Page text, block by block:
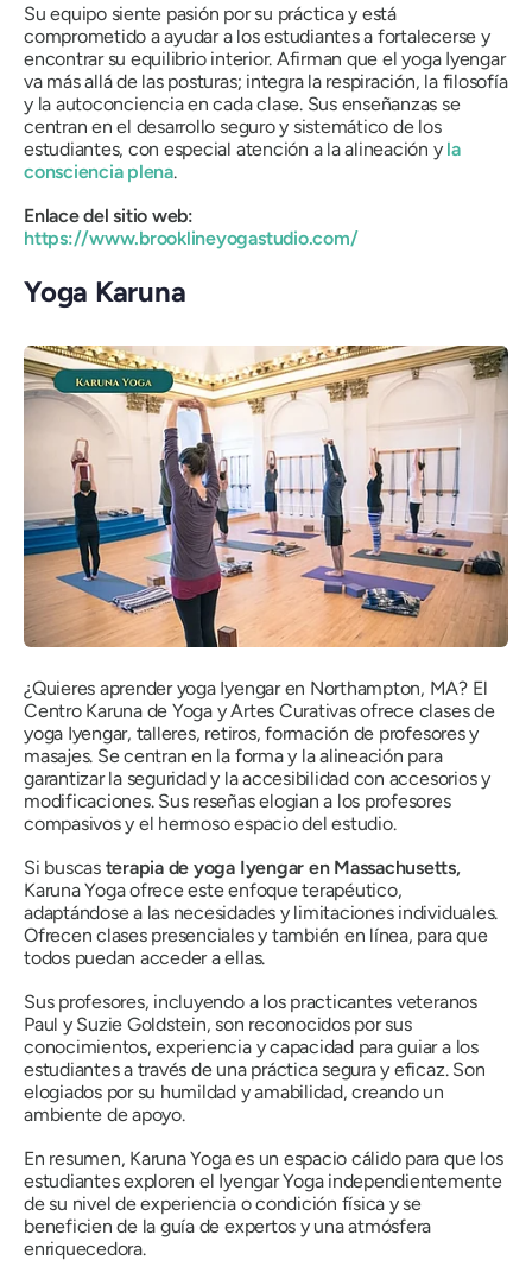
Su equipo siente pasión por su práctica y está
comprometido a ayudar a los estudiantes a fortalecerse y
encontrar su equilibrio interior. Afirman que el yoga Iyengar
va más allá de las posturas; integra la respiración, la filosofía
y la autoconciencia en cada clase. Sus enseñanzas se
centran en el desarrollo seguro y sistemático de los
estudiantes, con especial atención a la alineación y la
consciencia plena.
Enlace del sitio web:
https://www.brooklineyogastudio.com/
Yoga Karuna
¿Quieres aprender yoga Iyengar en Northampton, MA? El
Centro Karuna de Yoga y Artes Curativas ofrece clases de
yoga Iyengar, talleres, retiros, formación de profesores y
masajes. Se centran en la forma y la alineación para
garantizar la seguridad y la accesibilidad con accesorios y
modificaciones. Sus reseñas elogian a los profesores
compasivos y el hermoso espacio del estudio.
Si buscas terapia de yoga Iyengar en Massachusetts,
Karuna Yoga ofrece este enfoque terapéutico,
adaptándose a las necesidades y limitaciones individuales.
Ofrecen clases presenciales y también en línea, para que
todos puedan acceder a ellas.
Sus profesores, incluyendo a los practicantes veteranos
Paul y Suzie Goldstein, son reconocidos por sus
conocimientos, experiencia y capacidad para guiar a los
estudiantes a través de una práctica segura y eficaz. Son
elogiados por su humildad y amabilidad, creando un
ambiente de apoyo.
En resumen, Karuna Yoga es un espacio cálido para que los
estudiantes exploren el Iyengar Yoga independientemente
de su nivel de experiencia o condición física y se
beneficien de la guía de expertos y una atmósfera
enriquecedora.